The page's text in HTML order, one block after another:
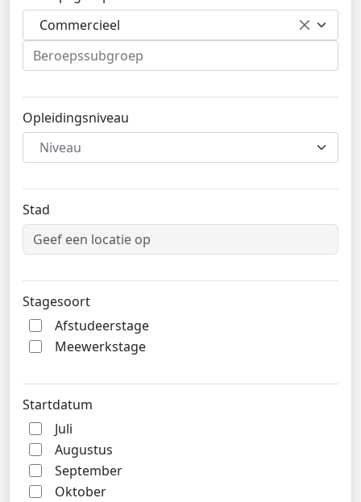
Commercieel
Opleidingsniveau
Niveau
Stad
Stagesoort
Afstudeerstage
Meewerkstage
Startdatum
Juli
Augustus
September
Oktober